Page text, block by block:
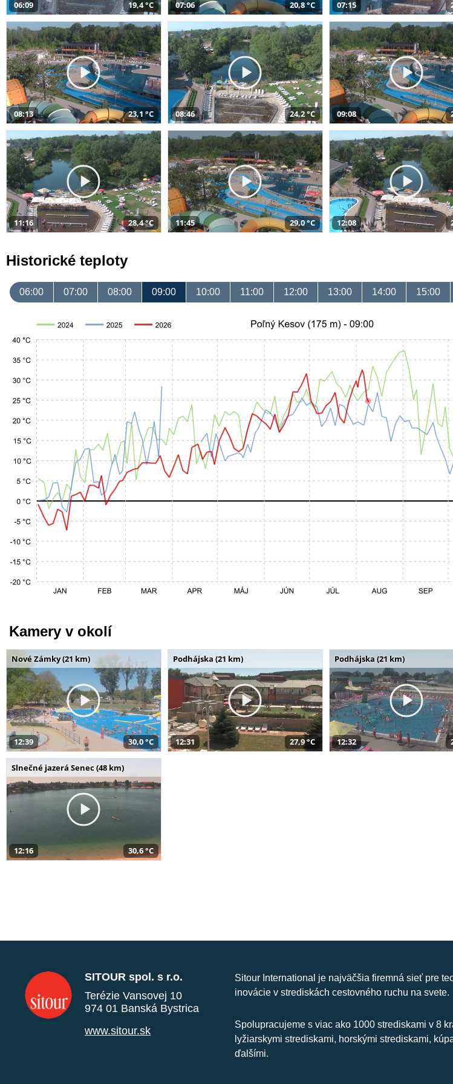
06:09 19,4 °C 07:06 20,8 °C 07:15
08:13 23,1 °C 08:46 24,2 °C 09:08
11:16 28,4 °C 11:45 29,0 °C 12:08
Historické teploty
06:00 07:00 08:00 09:00 10:00 11:00 12:00 13:00 14:00 15:00
Kamery v okolí
Nové Zámky (21 km)
12:39 30,0 °C
Podhájska (21 km)
12:31 27,9 °C
Podhájska (21 km)
12:32
Slnečné jazerá Senec (48 km)
12:16 30,6 °C
SITOUR spol. s r.o.
Terézie Vansovej 10
974 01 Banská Bystrica
www.sitour.sk
Sitour International je najväčšia firemná sieť pre
inovácie v strediskách cestovného ruchu na svete.
Spolupracujeme s viac ako 1000 strediskami v 8
lyžiarskymi strediskami, horskými strediskami,
ďalšími.